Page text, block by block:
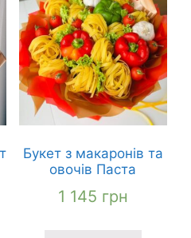
Букет з макаронів та
овочів Паста
1 145 грн